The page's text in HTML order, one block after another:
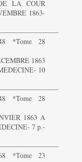
LA COUR
1863-
*Tome 28
1863
10
*Tome 28
1863 A
7 p.-
*Tome 23